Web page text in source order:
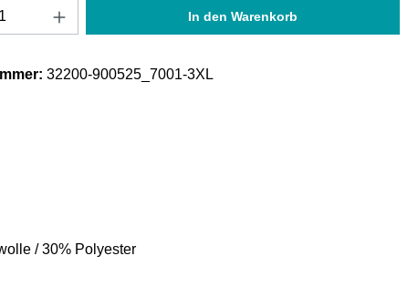
Anzahl: Gib den gewünschten Wert ein
In den Warenkorb
32200-900525_7001-3XL
/ 30% Polyester